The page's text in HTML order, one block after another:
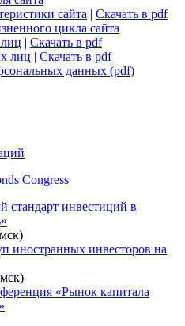
платежей
сайта
сайта|Скачать в pdf
цикла сайта
лиц
Congress
инвестиций в
иностранных инвесторов на